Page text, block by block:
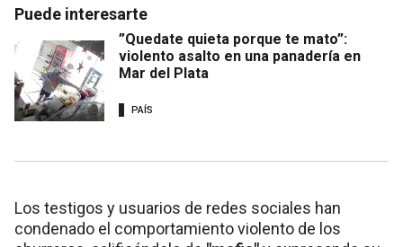
Puede interesarte
”Quedate quieta porque te mato”:
violento asalto en una panadería en
Mar del Plata
PAÍS
Los testigos y usuarios de redes sociales han
condenado el comportamiento violento de los